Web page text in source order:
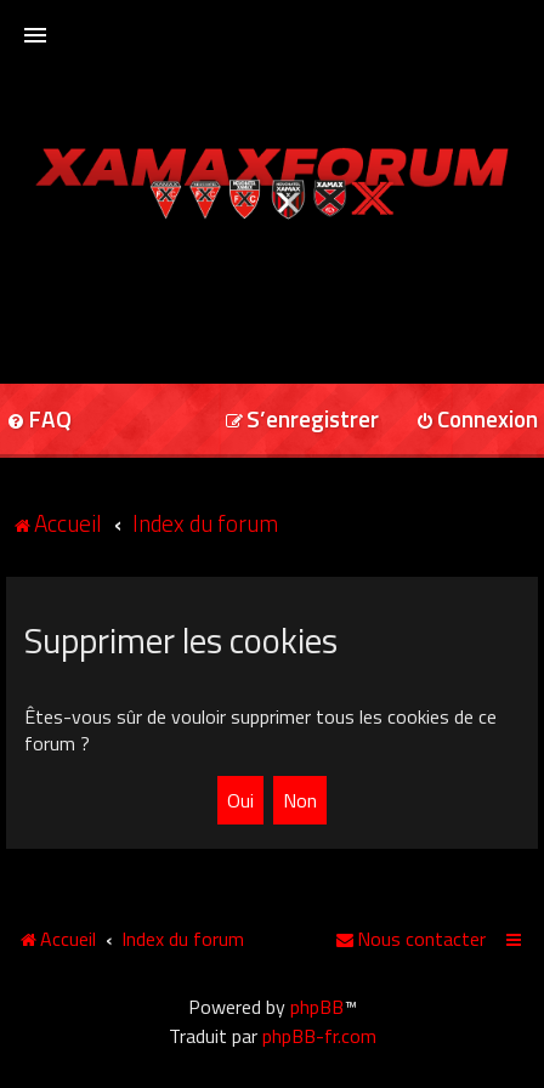
XAMAXFORUM
FAQ Connexion
S’enregistrer
Accueil Index du forum
Supprimer les cookies
Êtes-vous sûr de vouloir supprimer tous les cookies de ce
forum ?
Accueil Index du forum Nous contacter
Powered byphpBB™
Traduit parphpBB-fr.com